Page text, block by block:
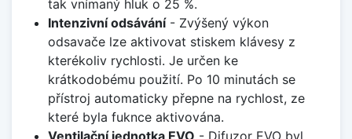
tak vnímaný hluk o 25 %.
Intenzivní odsávání- Zvýšený výkon
odsavače lze aktivovat stiskem klávesy z
kterékoliv rychlosti. Je určen ke
krátkodobému použití. Po 10 minutách se
přístroj automaticky přepne na rychlost, ze
které byla fuknce aktivována.
Ventilační jednotka EVO - Difuzor EVO byl